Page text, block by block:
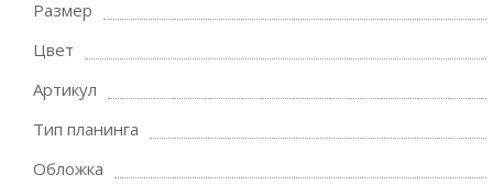
Размер
Цвет
Артикул
Тип планинга
Обложка